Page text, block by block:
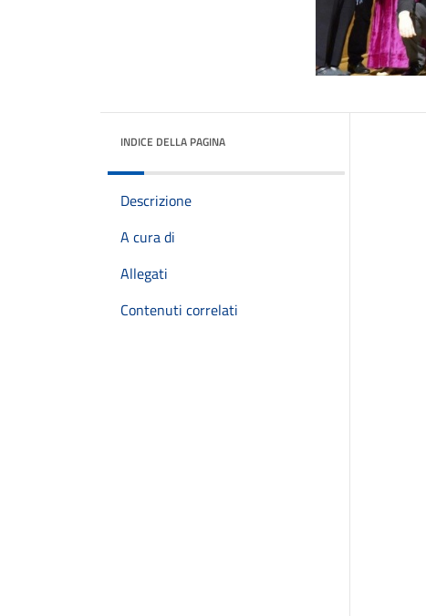
INDICE DELLA PAGINA
Descrizione
A cura di
Allegati
Contenuti correlati